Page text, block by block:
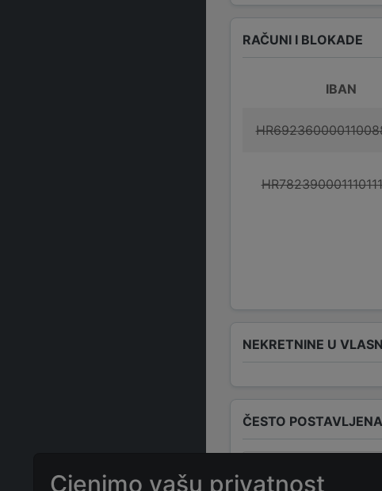
RAČUNI I BLOKADE
IBAN
NEKRETNINE U
ČESTO
Koja je adresa
Cjenimo vašu privatnost